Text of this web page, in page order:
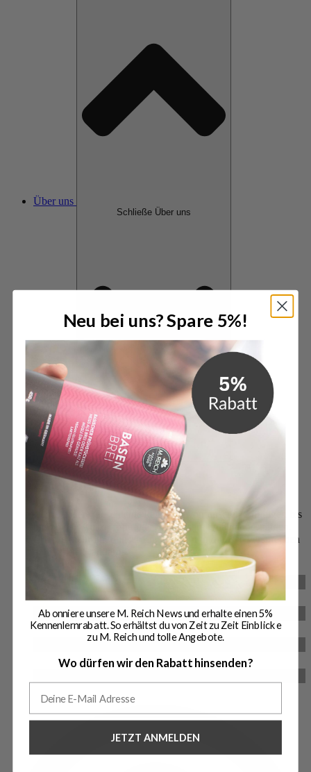
Über uns
Schließe Über uns
Öffne Über uns
Über uns
Lerne unsere Geschichte kennen – von unseren Anfängen bis
hin zu den Auszeichnungen, die unsere Qualität bestätigen.
Erfahre mehr über unser Engagement und unser Versprechen
Qualitätsversprechen
Historie
Neu bei uns? Spare 5%!
Abonniere unsere M. Reich News und erhalte einen 5%
Kennenlernrabatt. So erhältst du von Zeit zu Zeit Einblicke
zu M. Reich und tolle Angebote.
Wo dürfen wir den Rabatt hinsenden?
JETZT ANMELDEN